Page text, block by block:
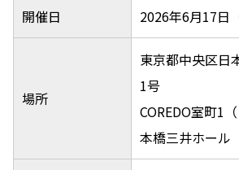
開催日 2026年6月17日
場所
東京都中央区日
1号
COREDO室町1
本橋三井ホー